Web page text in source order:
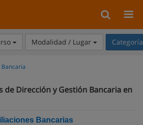
Modalidad / Lugar
de Dirección y Gestión Bancaria en
Bancarias